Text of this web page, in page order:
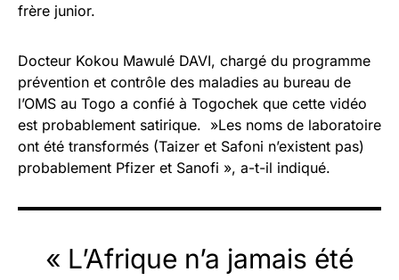
frère junior.
Docteur Kokou Mawulé DAVI, chargé du programme
prévention et contrôle des maladies au bureau de
l’OMS au Togo a confié à Togochek que cette vidéo
est probablement satirique. »Les noms de laboratoire
ont été transformés (Taizer et Safoni n’existent pas)
probablement Pfizer et Sanofi », a-t-il indiqué.
« L’Afrique n’a jamais été